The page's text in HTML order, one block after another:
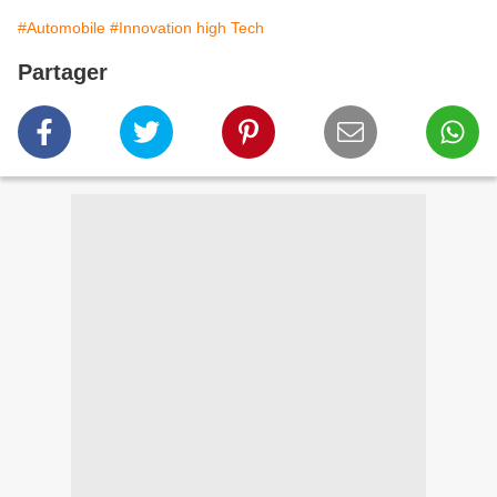
#Automobile #Innovation high Tech
Partager